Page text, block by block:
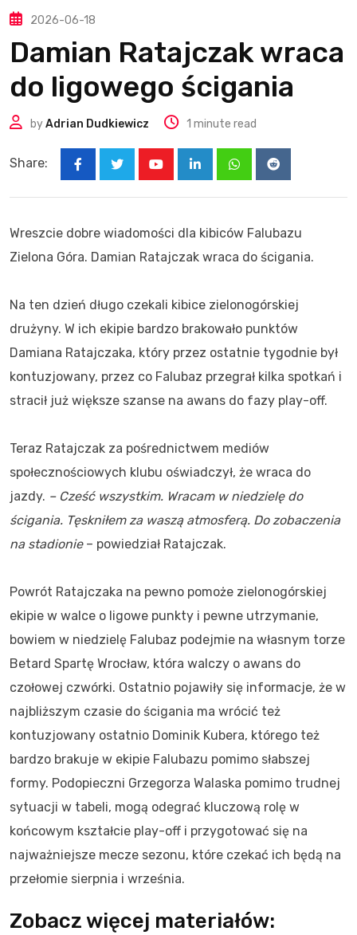
2026-06-18
Damian Ratajczak wraca
do ligowego ścigania
byAdrian Dudkiewicz 1 minute read
Share:
LinkedInWhatsappReddit
Wreszcie dobre wiadomości dla kibiców Falubazu
Zielona Góra. Damian Ratajczak wraca do ścigania.
Na ten dzień długo czekali kibice zielonogórskiej
drużyny. W ich ekipie bardzo brakowało punktów
Damiana Ratajczaka, który przez ostatnie tygodnie był
kontuzjowany, przez co Falubaz przegrał kilka spotkań i
stracił już większe szanse na awans do fazy play-off.
Teraz Ratajczak za pośrednictwem mediów
społecznościowych klubu oświadczył, że wraca do
jazdy. – Cześć wszystkim. Wracam w niedzielę do
ścigania. Tęskniłem za waszą atmosferą. Do zobaczenia
na stadionie– powiedział Ratajczak.
Powrót Ratajczaka na pewno pomoże zielonogórskiej
ekipie w walce o ligowe punkty i pewne utrzymanie,
bowiem w niedzielę Falubaz podejmie na własnym torze
Betard Spartę Wrocław, która walczy o awans do
czołowej czwórki. Ostatnio pojawiły się informacje, że w
najbliższym czasie do ścigania ma wrócić też
kontuzjowany ostatnio Dominik Kubera, którego też
bardzo brakuje w ekipie Falubazu pomimo słabszej
formy. Podopieczni Grzegorza Walaska pomimo trudnej
sytuacji w tabeli, mogą odegrać kluczową rolę w
końcowym kształcie play-off i przygotować się na
najważniejsze mecze sezonu, które czekać ich będą na
przełomie sierpnia i września.
Zobacz więcej materiałów: